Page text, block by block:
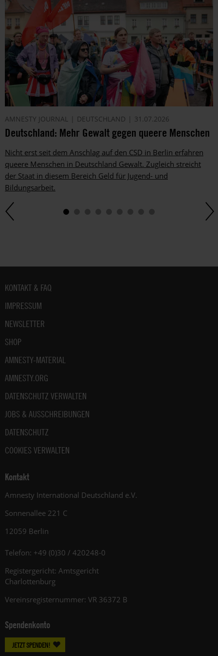
AMNESTY JOURNAL DEUTSCHLAND 31.07.2026
Deutschland: Mehr Gewalt gegen queere Menschen
Nicht erst seit dem Anschlag auf den CSD in Berlin erfahren
queere Menschen in Deutschland Gewalt. Zugleich streicht
der Staat in diesem Bereich Geld für Jugend- und
Bildungsarbeit.
Fußbereich
KONTAKT & FAQ
IMPRESSUM
NEWSLETTER
SHOP
AMNESTY-MATERIAL
AMNESTY.ORG
DATENSCHUTZ VERWALTEN
JOBS & AUSSCHREIBUNGEN
DATENSCHUTZ
COOKIES VERWALTEN
Kontakt
Amnesty International Deutschland e.V.
Sonnenallee 221 C
12059 Berlin
Telefon: +49 (0)30 / 420248-0
Registergericht: Amtsgericht
Charlottenburg
Vereinsregisternummer: VR 36372 B
Spendenkonto
JETZT SPENDEN!